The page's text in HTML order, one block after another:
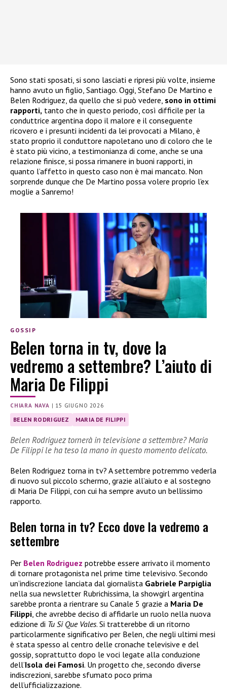
Sono stati sposati, si sono lasciati e ripresi più volte, insieme
hanno avuto un figlio, Santiago. Oggi, Stefano De Martino e
Belen Rodriguez, da quello che si può vedere, sono in ottimi
rapporti, tanto che in questo periodo, così difficile per la
conduttrice argentina dopo il malore e il conseguente
ricovero e i presunti incidenti da lei provocati a Milano, è
stato proprio il conduttore napoletano uno di coloro che le
è stato più vicino, a testimonianza di come, anche se una
relazione finisce, si possa rimanere in buoni rapporti, in
quanto l’affetto in questo caso non è mai mancato. Non
sorprende dunque che De Martino possa volere proprio l’ex
moglie a Sanremo!
GOSSIP
Belen torna in tv, dove la
vedremo a settembre? L’aiuto di
Maria De Filippi
CHIARA NAVA | 15 GIUGNO 2026
BELEN RODRIGUEZ MARIA DE FILIPPI
Belen Rodriguez tornerà in televisione a settembre? Maria
De Filippi le ha teso la mano in questo momento delicato.
Belen Rodriguez torna in tv? A settembre potremmo vederla
di nuovo sul piccolo schermo, grazie all’aiuto e al sostegno
di Maria De Filippi, con cui ha sempre avuto un bellissimo
rapporto.
Belen torna in tv? Ecco dove la vedremo a
settembre
Per Belen Rodriguez potrebbe essere arrivato il momento
di tornare protagonista nel prime time televisivo. Secondo
un’indiscrezione lanciata dal giornalista Gabriele Parpiglia
nella sua newsletter Rubrichissima, la showgirl argentina
sarebbe pronta a rientrare su Canale 5 grazie a Maria De
Filippi, che avrebbe deciso di affidarle un ruolo nella nuova
edizione di Tu Si Que Vales. Si tratterebbe di un ritorno
particolarmente significativo per Belen, che negli ultimi mesi
è stata spesso al centro delle cronache televisive e del
gossip, soprattutto dopo le voci legate alla conduzione
dell’Isola dei Famosi. Un progetto che, secondo diverse
indiscrezioni, sarebbe sfumato poco prima
dell’ufficializzazione.